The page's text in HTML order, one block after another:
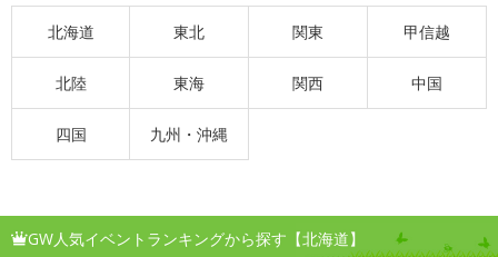
北海道 東北 関東 甲信越
北陸 東海 関西 中国
四国 九州・沖縄
GW人気イベントランキングから探す【北海道】